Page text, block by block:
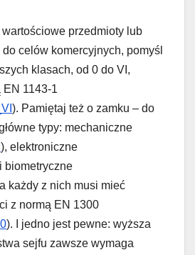
przedmioty lub
celów komercyjnych, pomyśl
klasach, od 0 do VI,
EN 1143-1
). Pamiętaj też o zamku – do
typy: mechaniczne
), elektroniczne
biometryczne
każdy z nich musi mieć
z normą EN 1300
). I jedno jest pewne: wyższa
sejfu zawsze wymaga